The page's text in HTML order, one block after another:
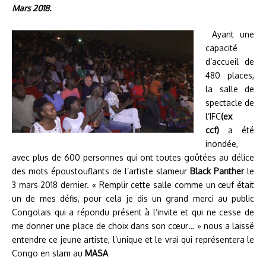
Mars 2018.
Ayant une
capacité
d’accueil de
480 places,
la salle de
spectacle de
l’IFC(ex
ccf) a été
inondée,
avec plus de 600 personnes qui ont toutes goûtées au délice
des mots époustouflants de l’artiste slameur Black Pantherle
3 mars 2018 dernier. « Remplir cette salle comme un œuf était
un de mes défis, pour cela je dis un grand merci au public
Congolais qui a répondu présent à l’invite et qui ne cesse de
me donner une place de choix dans son cœur… » nous a laissé
entendre ce jeune artiste, l’unique et le vrai qui représentera le
Congo en slam au MASA